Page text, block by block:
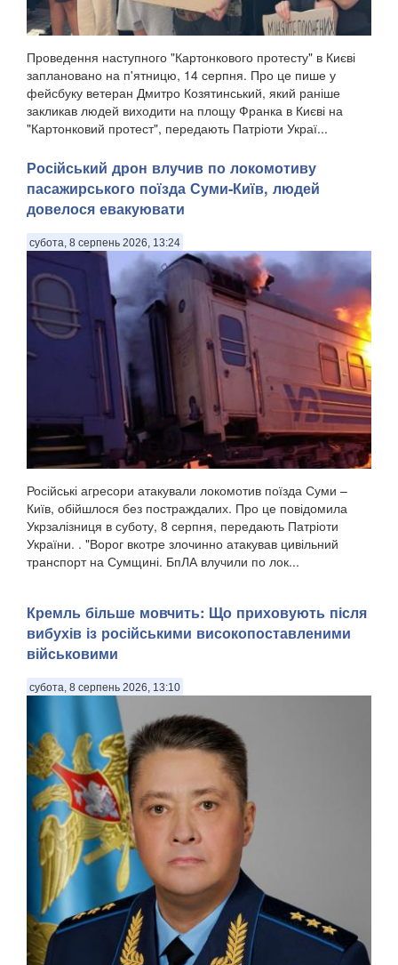
Проведення наступного "Картонкового протесту" в Києві
заплановано на п'ятницю, 14 серпня. Про це пише у
фейсбуку ветеран Дмитро Козятинський, який раніше
закликав людей виходити на площу Франка в Києві на
"Картонковий протест", передають Патріоти Украї...
Російський дрон влучив по локомотиву
пасажирського поїзда Суми-Київ, людей
довелося евакуювати
субота, 8 серпень 2026, 13:24
Російські агресори атакували локомотив поїзда Суми –
Київ, обійшлося без постраждалих. Про це повідомила
Укрзалізниця в суботу, 8 серпня, передають Патріоти
України. . "Ворог вкотре злочинно атакував цивільний
транспорт на Сумщині. БпЛА влучили по лок...
Кремль більше мовчить: Що приховують після
вибухів із російськими високопоставленими
військовими
субота, 8 серпень 2026, 13:10